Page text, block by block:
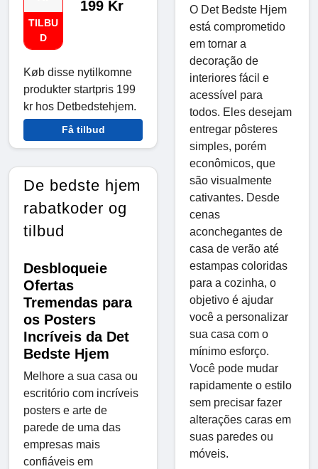
TILBU
D
199 Kr
Køb disse nytilkomne
produkter startpris 199
kr hos Detbedstehjem.
Få tilbud
De bedste hjem
rabatkoder og
tilbud
Desbloqueie
Ofertas
Tremendas para
os Posters
Incríveis da Det
Bedste Hjem
Melhore a sua casa ou
escritório com incríveis
posters e arte de
parede de uma das
empresas mais
confiáveis em
O Det Bedste Hjem
está comprometido
em tornar a
decoração de
interiores fácil e
acessível para
todos. Eles desejam
entregar pôsteres
simples, porém
econômicos, que
são visualmente
cativantes. Desde
cenas
aconchegantes de
casa de verão até
estampas coloridas
para a cozinha, o
objetivo é ajudar
você a personalizar
sua casa com o
mínimo esforço.
Você pode mudar
rapidamente o estilo
sem precisar fazer
alterações caras em
suas paredes ou
móveis.